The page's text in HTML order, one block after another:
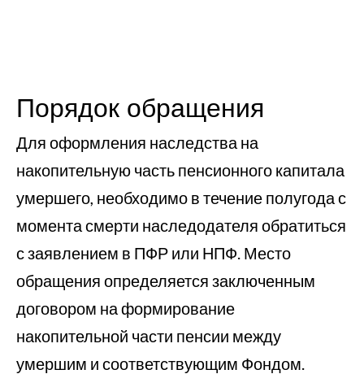
Порядок обращения
Для оформления наследства на
накопительную часть пенсионного капитала
умершего, необходимо в течение полугода с
момента смерти наследодателя обратиться
с заявлением в ПФР или НПФ. Место
обращения определяется заключенным
договором на формирование
накопительной части пенсии между
умершим и соответствующим Фондом.